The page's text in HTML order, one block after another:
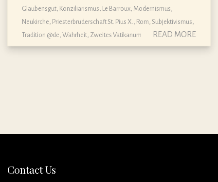
Glaubensgut, Konziliarismus, Le Barroux, Modernismus,
Neukirche, Priesterbruderschaft St. Pius X., Rom, Subjektivismus,
Tradition @de, Wahrheit, Zweites Vatikanum READ MORE
Contact Us